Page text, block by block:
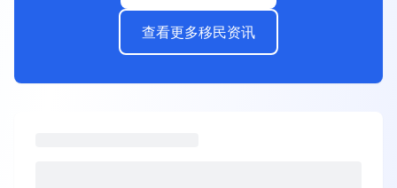
查看更多移民资讯